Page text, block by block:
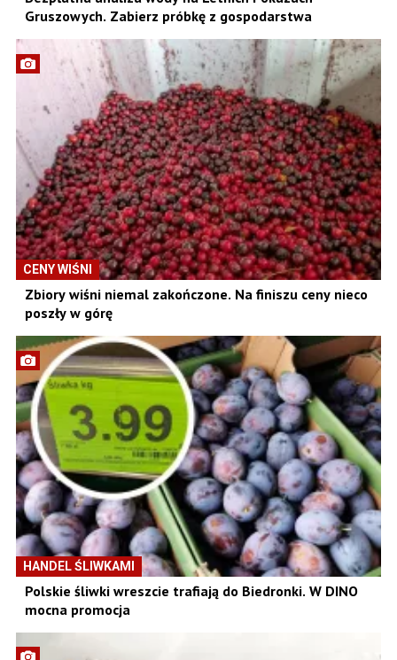
Gruszowych. Zabierz próbkę z gospodarstwa
CENY WIŚNI
Zbiory wiśni niemal zakończone. Na finiszu ceny nieco
poszły w górę
HANDEL ŚLIWKAMI
Polskie śliwki wreszcie trafiają do Biedronki. W DINO
mocna promocja